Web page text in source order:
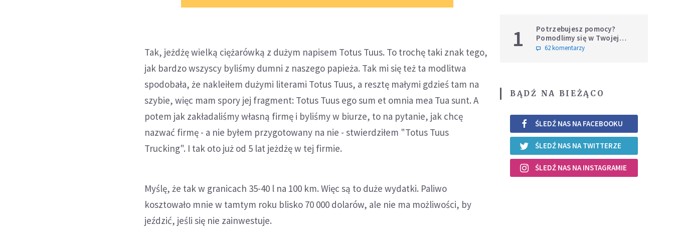
Tak, jeżdżę wielką ciężarówką z dużym napisem Totus Tuus. To trochę taki znak tego,
jak bardzo wszyscy byliśmy dumni z naszego papieża. Tak mi się też ta modlitwa
spodobała, że nakleiłem dużymi literami Totus Tuus, a resztę małymi gdzieś tam na
szybie, więc mam spory jej fragment: Totus Tuus ego sum et omnia mea Tua sunt. A
potem jak zakładaliśmy własną firmę i byliśmy w biurze, to na pytanie, jak chcę
nazwać firmę - a nie byłem przygotowany na nie - stwierdziłem "Totus Tuus
Trucking". I tak oto już od 5 lat jeżdżę w tej firmie.
Myślę, że tak w granicach 35-40 l na 100 km. Więc są to duże wydatki. Paliwo
kosztowało mnie w tamtym roku blisko 70 000 dolarów, ale nie ma możliwości, by
jeździć, jeśli się nie zainwestuje.
1
Potrzebujesz pomocy?
Pomodlimy się w Twojej
intencji
62 komentarzy
BĄDŹ NA BIEŻĄCO
ŚLEDŹ NAS NA FACEBOOKU
ŚLEDŹ NAS NA TWITTERZE
ŚLEDŹ NAS NA INSTAGRAMIE